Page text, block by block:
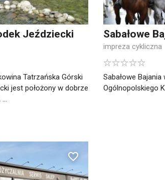
Jeździecki
Tatrzańska Górski
jest położony w dobrze
Sabałowe
impreza cykliczna
Sabałowe
Ogólnopolskiego